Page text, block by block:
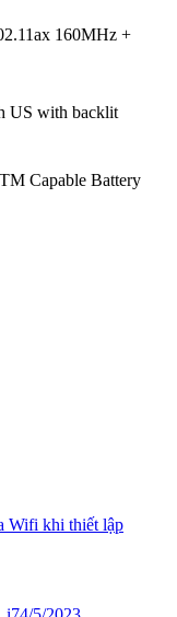
160MHz +
US with backlit
Capable Battery
Wifi khi thiết lập